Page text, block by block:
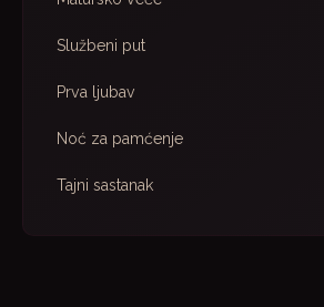
Službeni put
Prva ljubav
Noć za pamćenje
Tajni sastanak